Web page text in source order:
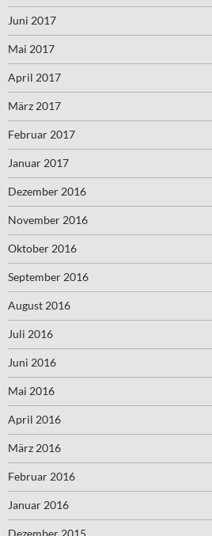
Juni 2017
Mai 2017
April 2017
März 2017
Februar 2017
Januar 2017
Dezember 2016
November 2016
Oktober 2016
September 2016
August 2016
Juli 2016
Juni 2016
Mai 2016
April 2016
März 2016
Februar 2016
Januar 2016
Dezember 2015